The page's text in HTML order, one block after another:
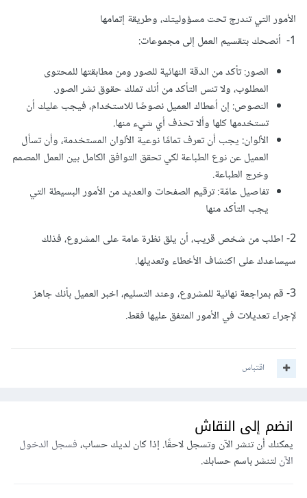
الأمور التي تندرج تحت مسؤوليتك، وطريقة إتمامها
1- أنصحك بتقسيم العمل إلى مجموعات:
الصور: تأكد من الدقة النهائية للصور ومن مطابقتها للمحتوى
المطلوب، ولا تنس التأكد من أنك تملك حقوق نشر الصور.
النصوص: إن أعطاك العميل نصوصًا للاستخدام، فيجب عليك أن
تستخدمها كلها وألا تحذف أي شيء منها.
الألوان: يجب أن تعرف تمامًا نوعية الألوان المستخدمة، وأن تسأل
العميل عن نوع الطباعة لكي تحقق التوافق الكامل بين العمل المصمم
وخرج الطباعة.
تفاصيل عامّة: ترقيم الصفحات والعديد من الأمور البسيطة التي
يجب التأكد منها
2- اطلب من شخص قريب، أن يلق نظرة عامة على المشروع، فذلك
سيساعدك على اكتشاف الأخطاء وتعديلها.
3- قم بمراجعة نهائية للمشروع، وعند التسليم، اخبر العميل بأنك جاهز
لإجراء تعديلات في الأمور المتفق عليها فقط.
اقتباس
انضم إلى النقاش
يمكنك أن تنشر الآن وتسجل لاحقًا. إذا كان لديك حساب،فسجل الدخول
الآنلتنشر باسم حسابك.